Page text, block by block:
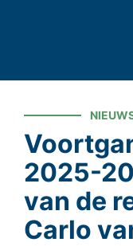
2025-
van de
Carlo